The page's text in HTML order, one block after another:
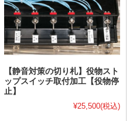
【静音対策の切り札】役物スト
ップスイッチ取付加工【役物停
止】
¥25,500(税込)